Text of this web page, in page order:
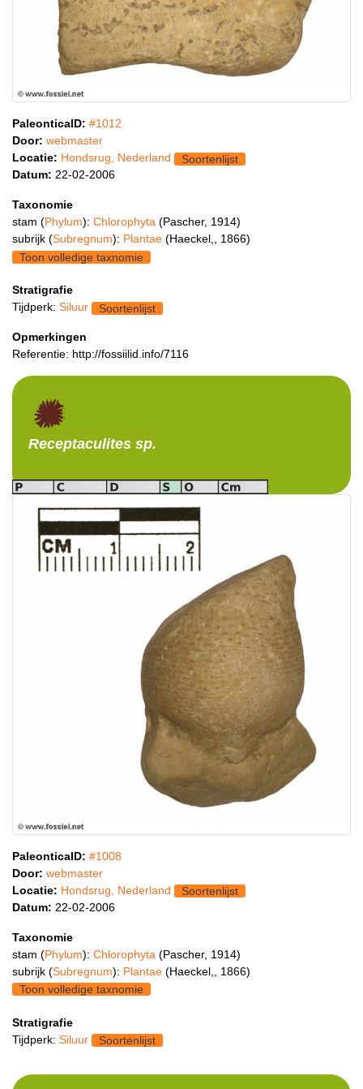
PaleonticaID: #1012
Door: webmaster
Locatie: Hondsrug, Nederland
Soortenlijst
Datum: 22-02-2006
Taxonomie
stam (Phylum): Chlorophyta (Pascher, 1914)
subrijk (Subregnum): Plantae (Haeckel,, 1866)
Toon volledige taxnomie
Stratigrafie
Tijdperk: Siluur Soortenlijst
Opmerkingen
Referentie: http://fossiilid.info/7116
Receptaculites sp.
PaleonticaID: #1008
Door: webmaster
Locatie: Hondsrug, Nederland
Soortenlijst
Datum: 22-02-2006
Taxonomie
stam (Phylum): Chlorophyta (Pascher, 1914)
subrijk (Subregnum): Plantae (Haeckel,, 1866)
Toon volledige taxnomie
Stratigrafie
Tijdperk: Siluur Soortenlijst